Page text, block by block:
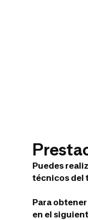
Puedes
técnicos del
Para
en el